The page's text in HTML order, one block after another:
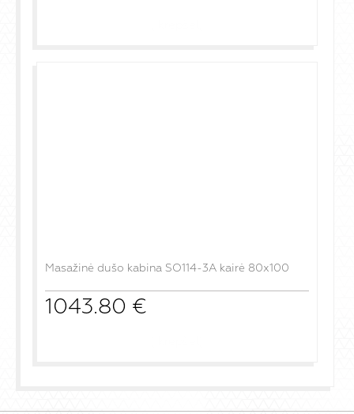
Masažinė dušo kabina SO114-3A kairė 80x100
1043.80 €